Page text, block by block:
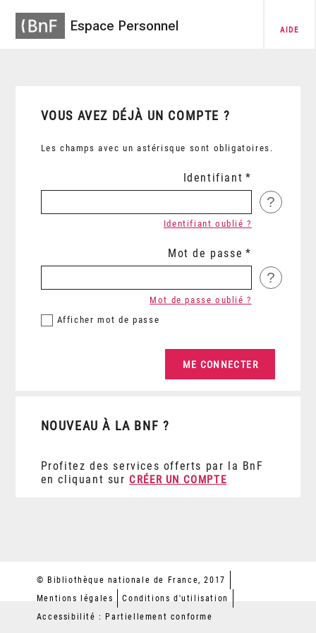
Espace Personnel AIDE
VOUS AVEZ DÉJÀ UN COMPTE ?
Les champs avec un astérisque sont obligatoires.
Identifiant
?
Identifiant oublié ?
Mot de passe
?
Afficher mot de passe
Mot de passe oublié ?
NOUVEAU À LA BNF ?
Profitez des services offerts par la BnF
en cliquant sur CRÉER UN COMPTE
© Bibliothèque nationale de France, 2017
Mentions légales
Conditions d'utilisation
Accessibilité : Partiellement conforme